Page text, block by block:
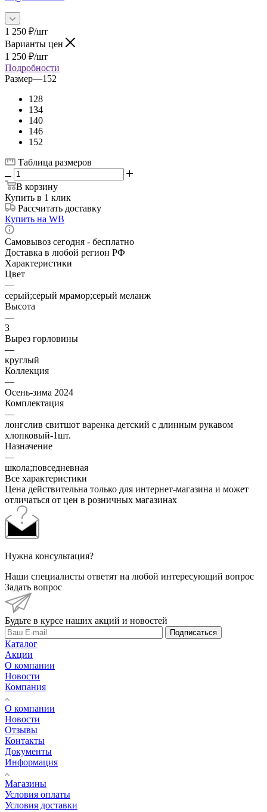
1 250 ₽/шт
Варианты цен
1 250 ₽/шт
Подробности
Размер—152
128
134
140
146
152
Таблица размеров
В корзину
Купить в 1 клик
Рассчитать доставку
Купить на WB
Самовывоз сегодня - бесплатно
Доставка в любой регион РФ
Характеристики
Цвет
—
серый;серый мрамор;серый меланж
Высота
—
3
Вырез горловины
—
круглый
Коллекция
—
Осень-зима 2024
Комплектация
—
лонгслив свитшот варенка детский с длинным рукавом
хлопковый-1шт.
Назначение
—
школа;повседневная
Все характеристики
Цена действительна только для интернет-магазина и может
отличаться от цен в розничных магазинах
Нужна консультация?
Наши специалисты ответят на любой интересующий вопрос
Задать вопрос
Будьте в курсе наших акций и новостей
Подписаться
Каталог
Акции
О компании
Новости
Компания
О компании
Новости
Отзывы
Контакты
Документы
Информация
Магазины
Условия оплаты
Условия доставки